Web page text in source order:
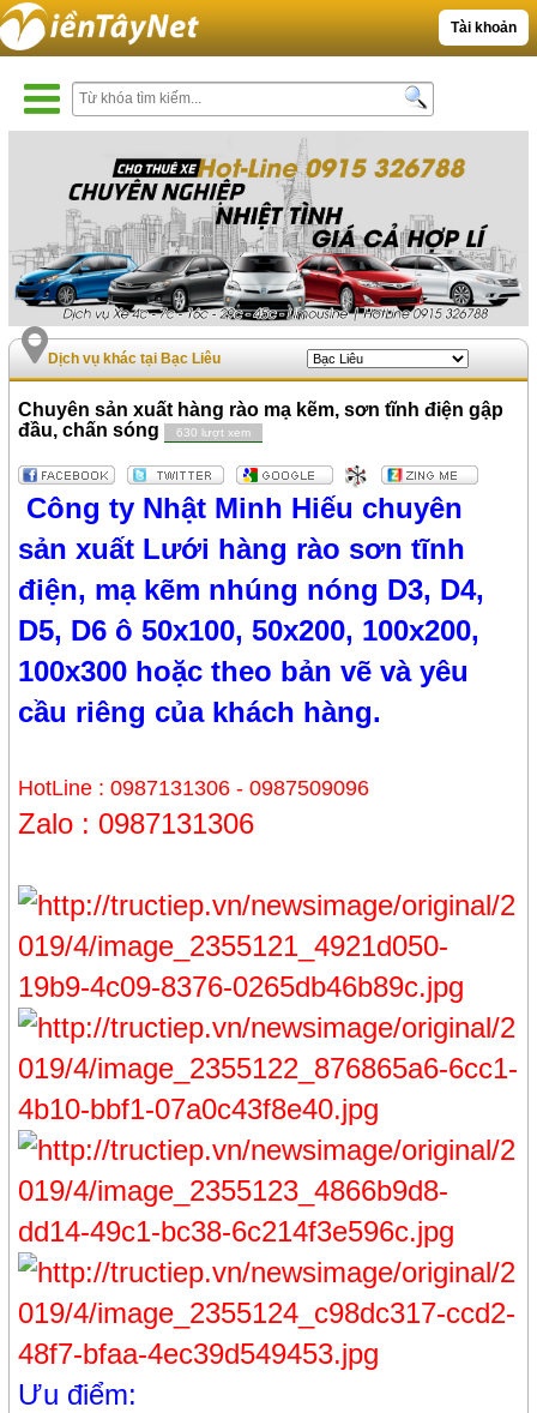
Tài khoản
Dịch vụ khác tại Bạc Liêu
Chuyên sản xuất hàng rào mạ kẽm, sơn tĩnh điện gập
đầu, chấn sóng
630 lượt xem
Công ty Nhật Minh Hiếu chuyên
sản xuất Lưới hàng rào sơn tĩnh
điện, mạ kẽm nhúng nóng D3, D4,
D5, D6 ô 50x100, 50x200, 100x200,
100x300 hoặc theo bản vẽ và yêu
cầu riêng của khách hàng.
HotLine : 0987131306 - 0987509096
Zalo : 0987131306
Ưu điểm: